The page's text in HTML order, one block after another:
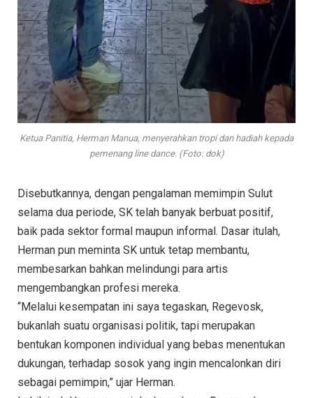
Ketua Panitia, Herman Manua, menyerahkan tropi dan hadiah kepada
pemenang line dance. (Foto: dok)
Disebutkannya, dengan pengalaman memimpin Sulut
selama dua periode, SK telah banyak berbuat positif,
baik pada sektor formal maupun informal. Dasar itulah,
Herman pun meminta SK untuk tetap membantu,
membesarkan bahkan melindungi para artis
mengembangkan profesi mereka.
“Melalui kesempatan ini saya tegaskan, Regevosk,
bukanlah suatu organisasi politik, tapi merupakan
bentukan komponen individual yang bebas menentukan
dukungan, terhadap sosok yang ingin mencalonkan diri
sebagai pemimpin,” ujar Herman.